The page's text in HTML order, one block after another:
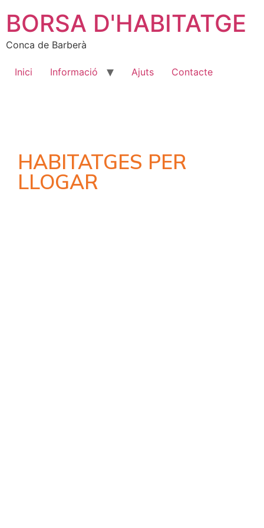
BORSA D'HABITATGE
Conca de Barberà
Inici Informació Ajuts Contacte
HABITATGES PER
LLOGAR